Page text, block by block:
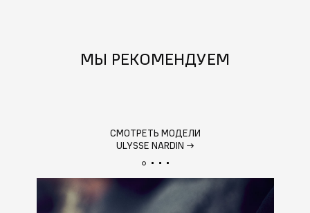
МЫ РЕКОМЕНДУЕМ
СМОТРЕТЬ МОДЕЛИ
ULYSSE NARDIN →